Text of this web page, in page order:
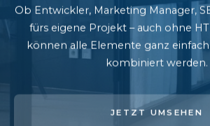
Ob Entwickler, Marketing Manager,
fürs eigene Projekt – auch ohne
können alle Elemente ganz
kombiniert werden.
JETZT UMSEHEN